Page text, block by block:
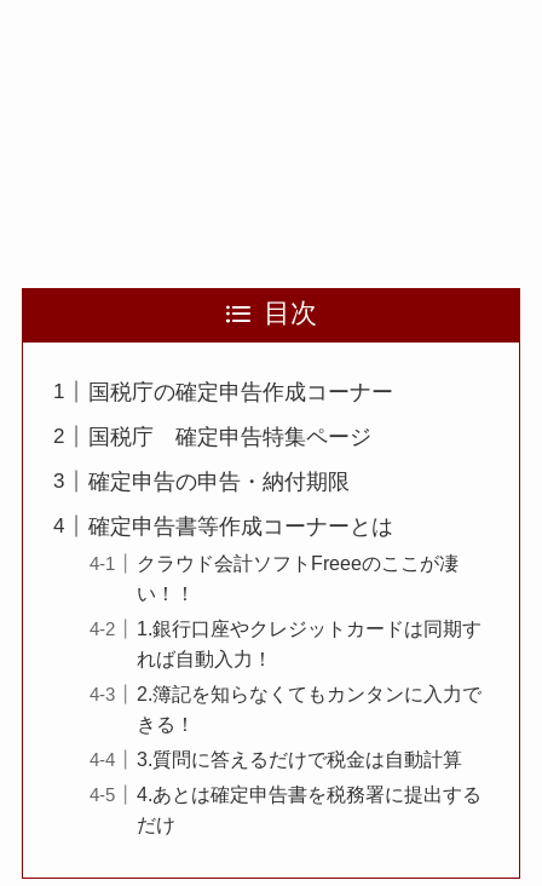
目次
国税庁の確定申告作成コーナー
国税庁 確定申告特集ページ
確定申告の申告・納付期限
確定申告書等作成コーナーとは
クラウド会計ソフトFreeeのここが凄
い！！
1.銀行口座やクレジットカードは同期す
れば自動入力！
2.簿記を知らなくてもカンタンに入力で
きる！
3.質問に答えるだけで税金は自動計算
4.あとは確定申告書を税務署に提出する
だけ